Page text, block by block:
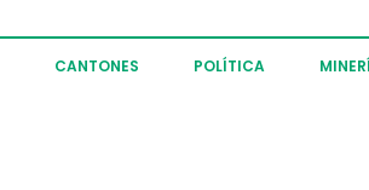
CANTONES POLÍTICA